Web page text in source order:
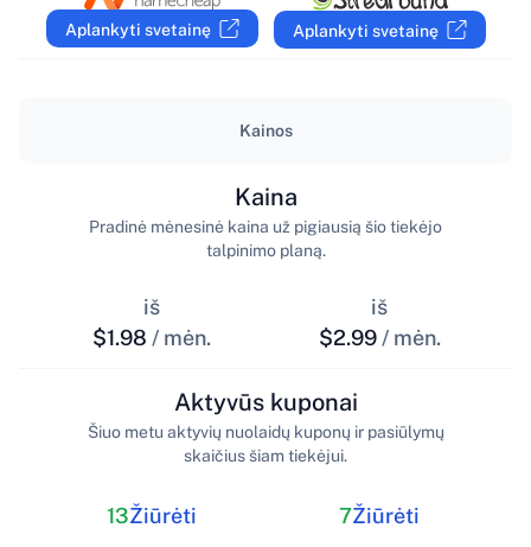
LT
Aplankyti svetainę Aplankyti svetainę
Kainos
iš
$1.98 / mėn.
Kaina
Pradinė mėnesinė kaina už pigiausią šio tiekėjo
talpinimo planą.
iš
$2.99 / mėn.
13Žiūrėti
Aktyvūs kuponai
Šiuo metu aktyvių nuolaidų kuponų ir pasiūlymų
skaičius šiam tiekėjui.
7Žiūrėti